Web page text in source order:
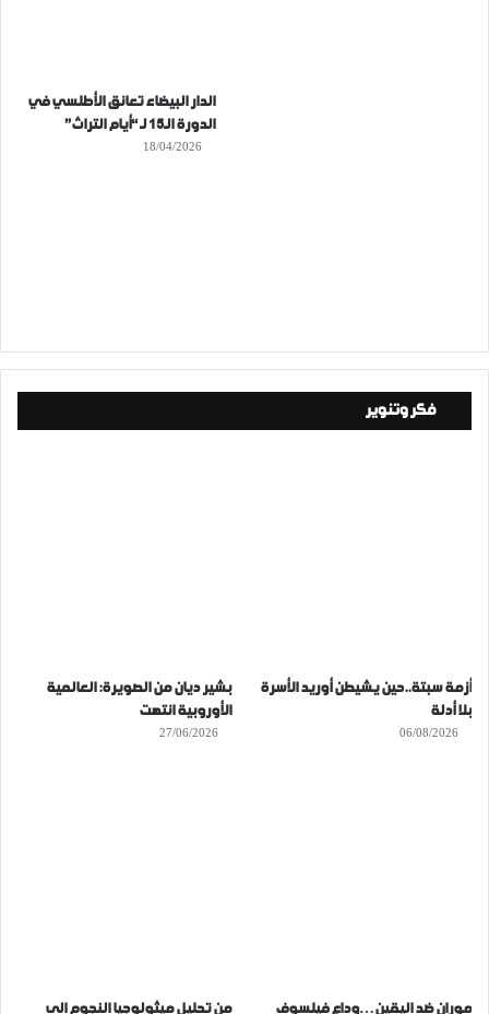
الدار البيضاء تعانق الأطلسي في
الدورة الـ15 لـ “أيام التراث”
18/04/2026
فكر وتنوير
أزمة سبتة..حين يشيطن أوريد الأسرة
بلا أدلة
06/08/2026
بشير ديان من الصويرة: العالمية
الأوروبية انتهت
27/06/2026
موران ضد اليقين…وداع فيلسوف من تحليل ميثولوجيا النجوم الى